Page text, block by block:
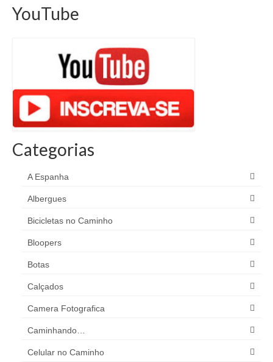
YouTube
Categorias
A Espanha
Albergues
Bicicletas no Caminho
Bloopers
Botas
Calçados
Camera Fotografica
Caminhando…
Celular no Caminho